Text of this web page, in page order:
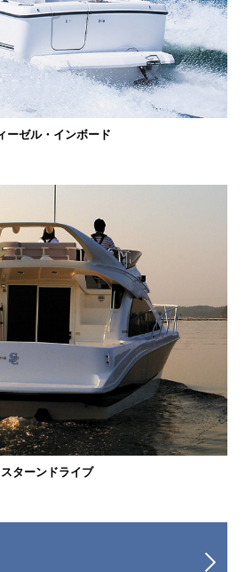
ーゼル・インボード
スターンドライブ